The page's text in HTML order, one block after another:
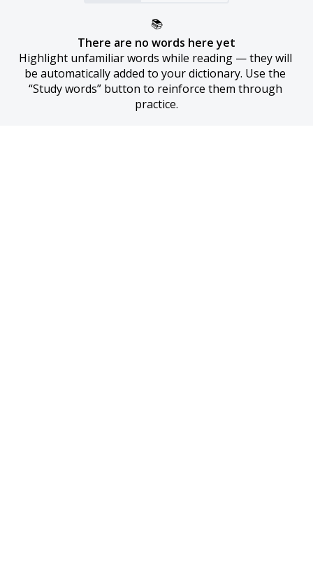
📚
There are no words here yet
Highlight unfamiliar words while reading — they will
be automatically added to your dictionary. Use the
“Study words” button to reinforce them through
practice.